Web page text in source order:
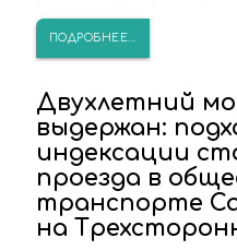
ПОДРОБНЕЕ...
Двухлетний
выдержан:
индексации
проезда в
транспорте
на